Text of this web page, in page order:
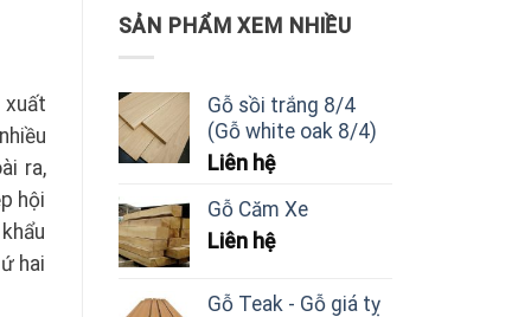
xuất
ra,
hội
hai
SẢN PHẨM XEM NHIỀU
Gỗ sồi trắng 8/4
(Gỗ white oak 8/4)
Liên hệ
Gỗ Căm Xe
Liên hệ
Gỗ Teak - Gỗ giá tỵ